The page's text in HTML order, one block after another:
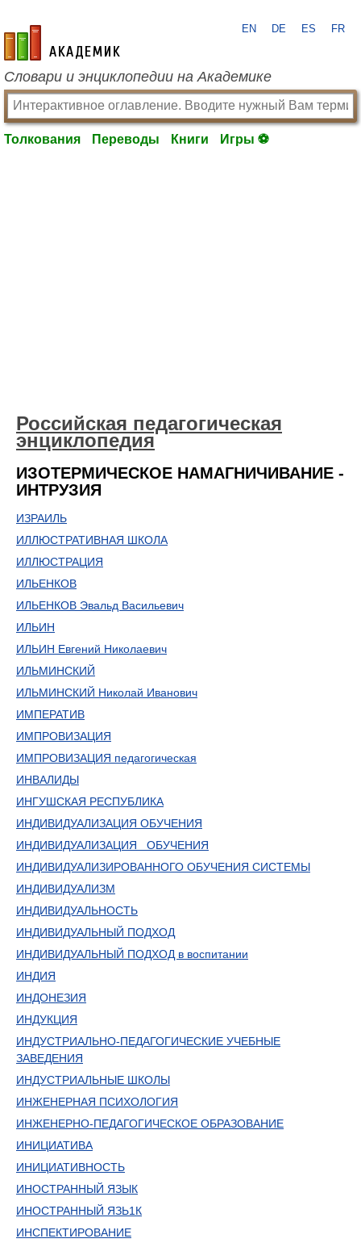
academic.ru
EN DE ES FR
Словари и энциклопедии на Академике
Толкования Переводы Книги Игры ⚽
Российская педагогическая
энциклопедия
ИЗОТЕРМИЧЕСКОЕ НАМАГНИЧИВАНИЕ -
ИНТРУЗИЯ
ИЗРАИЛЬ
ИЛЛЮСТРАТИВНАЯ ШКОЛА
ИЛЛЮСТРАЦИЯ
ИЛЬЕНКОВ
ИЛЬЕНКОВ Эвальд Васильевич
ИЛЬИН
ИЛЬИН Евгений Николаевич
ИЛЬМИНСКИЙ
ИЛЬМИНСКИЙ Николай Иванович
ИМПЕРАТИВ
ИМПРОВИЗАЦИЯ
ИМПРОВИЗАЦИЯ педагогическая
ИНВАЛИДЫ
ИНГУШСКАЯ РЕСПУБЛИКА
ИНДИВИДУАЛИЗАЦИЯ ОБУЧЕНИЯ
ИНДИВИДУАЛИЗАЦИЯ ОБУЧЕНИЯ
ИНДИВИДУАЛИЗИРОВАННОГО ОБУЧЕНИЯ СИСТЕМЫ
ИНДИВИДУАЛИЗМ
ИНДИВИДУАЛЬНОСТЬ
ИНДИВИДУАЛЬНЫЙ ПОДХОД
ИНДИВИДУАЛЬНЫЙ ПОДХОД в воспитании
ИНДИЯ
ИНДОНЕЗИЯ
ИНДУКЦИЯ
ИНДУСТРИАЛЬНО-ПЕДАГОГИЧЕСКИЕ УЧЕБНЫЕ
ЗАВЕДЕНИЯ
ИНДУСТРИАЛЬНЫЕ ШКОЛЫ
ИНЖЕНЕРНАЯ ПСИХОЛОГИЯ
ИНЖЕНЕРНО-ПЕДАГОГИЧЕСКОE ОБРАЗОВАНИЕ
ИНИЦИАТИВА
ИНИЦИАТИВНОСТЬ
ИНОСТРАННЫЙ ЯЗЫК
ИНОСТРАННЫЙ ЯЗЬ1К
ИНСПЕКТИРОВАНИЕ